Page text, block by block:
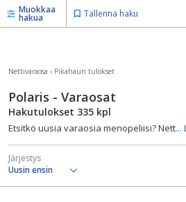
Muokkaa
hakua Tallenna haku
Nettivaraosa › Pikahaun tulokset
Polaris - Varaosat
Hakutulokset 335 kpl
Etsitkö uusia varaosia menopeliisi? Nett...
Järjestys